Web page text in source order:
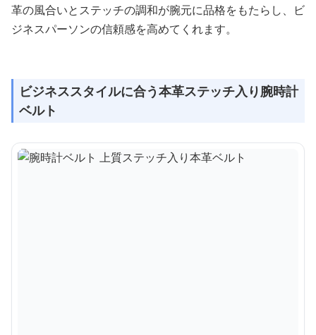
革の風合いとステッチの調和が腕元に品格をもたらし、ビ
ジネスパーソンの信頼感を高めてくれます。
ビジネススタイルに合う本革ステッチ入り腕時計
ベルト